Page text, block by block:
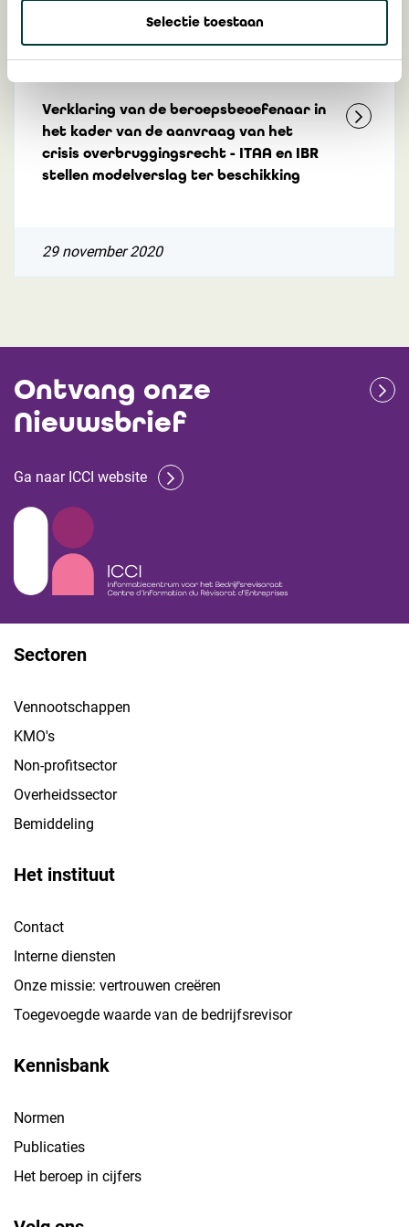
Selectie toestaan
Verklaring van de beroepsbeoefenaar in
het kader van de aanvraag van het
crisis overbruggingsrecht - ITAA en IBR
stellen modelverslag ter beschikking
29 november 2020
Ontvang onze
Nieuwsbrief
Ga naar ICCI website
Sectoren
Vennootschappen
KMO's
Non-profitsector
Overheidssector
Bemiddeling
Het instituut
Contact
Interne diensten
Onze missie: vertrouwen creëren
Toegevoegde waarde van de bedrijfsrevisor
Kennisbank
Normen
Publicaties
Het beroep in cijfers